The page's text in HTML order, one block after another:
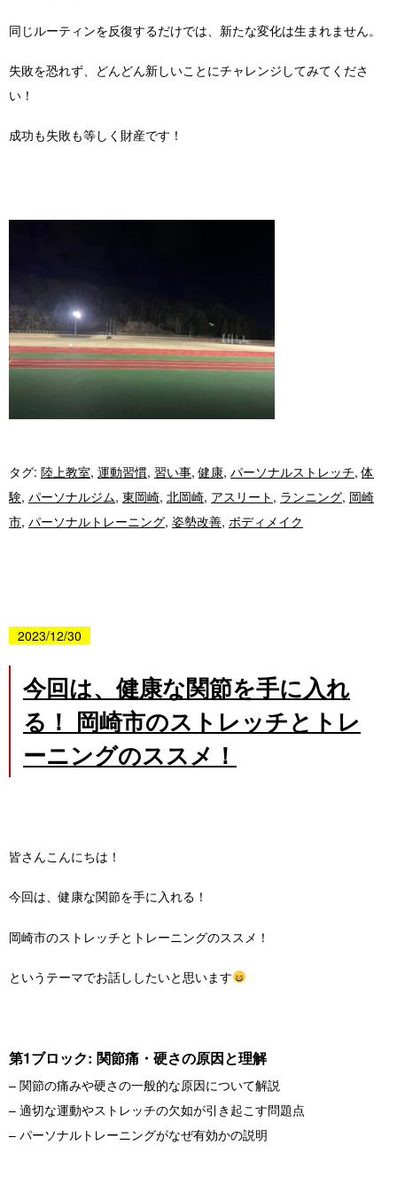
同じルーティンを反復するだけでは、新たな変化は生まれません。
失敗を恐れず、どんどん新しいことにチャレンジしてみてくださ
い！
成功も失敗も等しく財産です！
タグ: 陸上教室, 運動習慣, 習い事,健康, パーソナルストレッチ,体
験, パーソナルジム, 東岡崎, 北岡崎, アスリート , ランニング, 岡崎
市, パーソナルトレーニング, 姿勢改善, ボディメイク
2023/12/30
今回は、健康な関節を手に入れ
る！ 岡崎市のストレッチとトレ
ーニングのススメ！
皆さんこんにちは！
今回は、健康な関節を手に入れる！
岡崎市のストレッチとトレーニングのススメ！
というテーマでお話ししたいと思います
第1ブロック: 関節痛・硬さの原因と理解
– 関節の痛みや硬さの一般的な原因について解説
– 適切な運動やストレッチの欠如が引き起こす問題点
– パーソナルトレーニングがなぜ有効かの説明